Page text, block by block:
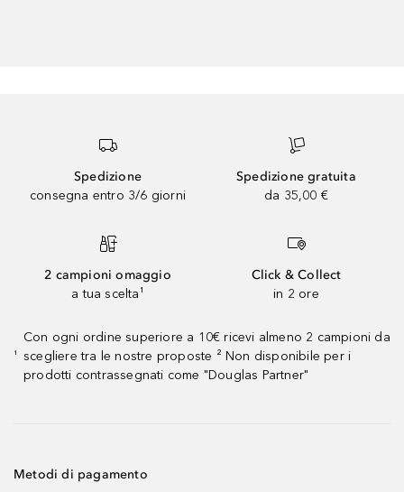
Spedizione
consegna entro 3/6 giorni
Spedizione gratuita
da 35,00 €
2 campioni omaggio
a tua scelta¹
Click & Collect
in 2 ore
¹
Con ogni ordine superiore a 10€ ricevi almeno 2 campioni da
scegliere tra le nostre proposte ² Non disponibile per i
prodotti contrassegnati come "Douglas Partner"
Metodi di pagamento